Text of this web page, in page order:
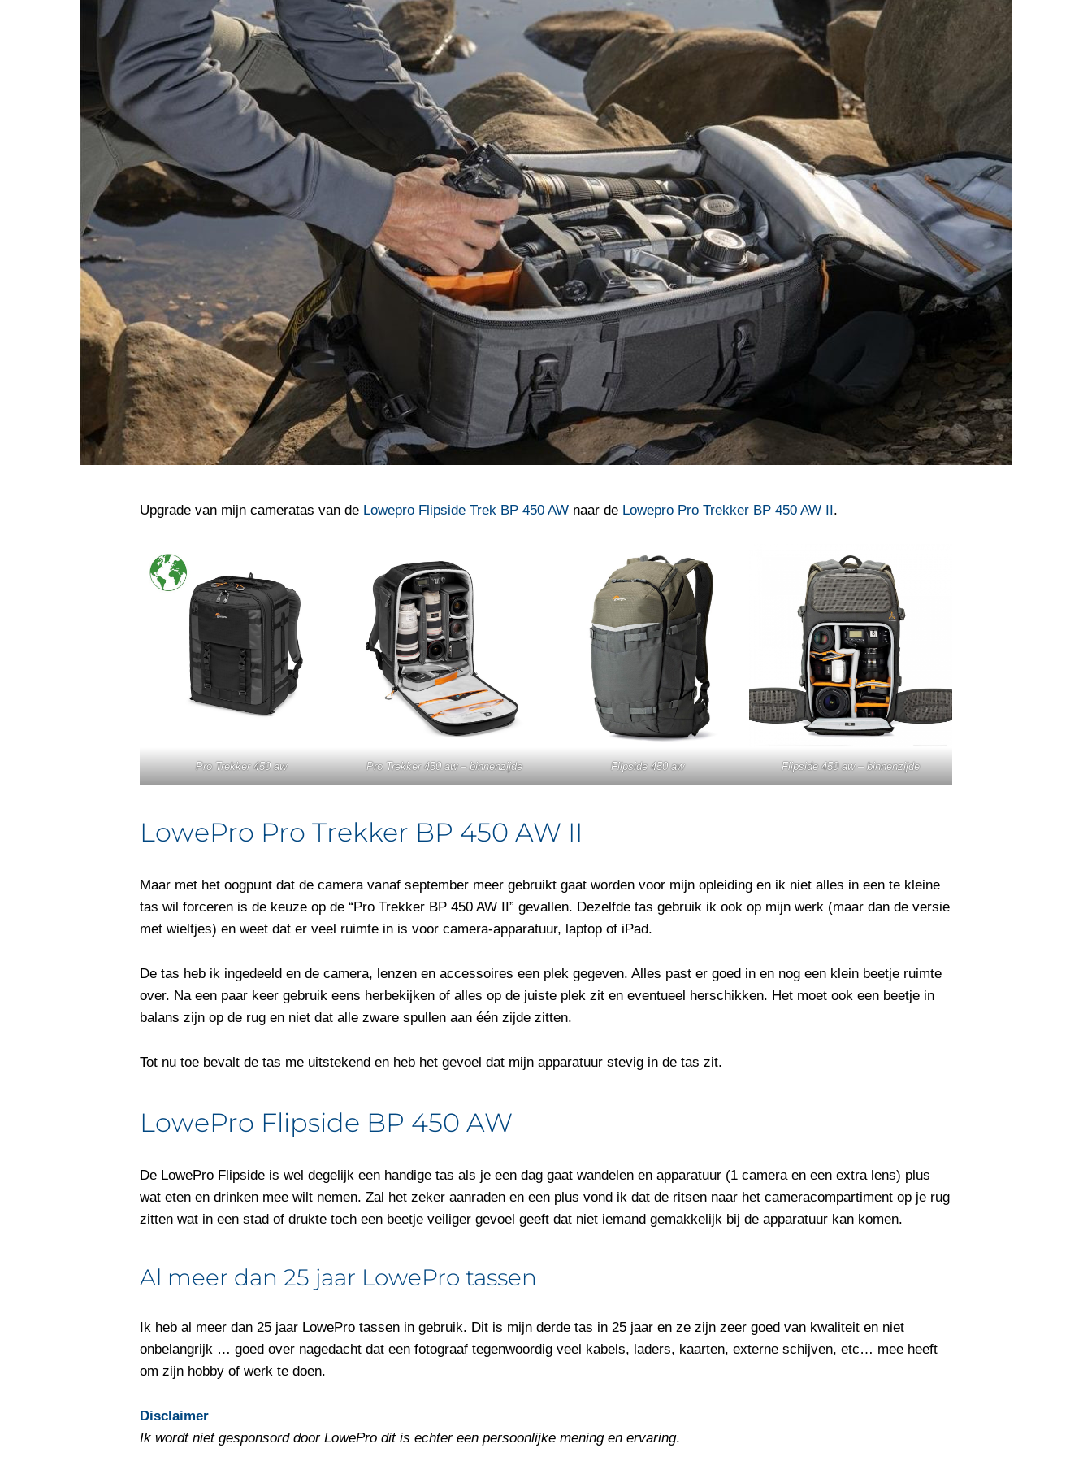
Upgrade van mijn cameratas van de Lowepro Flipside Trek BP 450 AW naar de Lowepro Pro Trekker BP 450 AW II.
Pro Trekker 450 aw Pro Trekker 450 aw – binnenzijde Flipside 450 aw Flipside 450 aw – binnenzijde
LowePro Pro Trekker BP 450 AW II
Maar met het oogpunt dat de camera vanaf september meer gebruikt gaat worden voor mijn opleiding en ik niet alles in een te kleine
tas wil forceren is de keuze op de “Pro Trekker BP 450 AW II” gevallen. Dezelfde tas gebruik ik ook op mijn werk (maar dan de versie
met wieltjes) en weet dat er veel ruimte in is voor camera-apparatuur, laptop of iPad.
De tas heb ik ingedeeld en de camera, lenzen en accessoires een plek gegeven. Alles past er goed in en nog een klein beetje ruimte
over. Na een paar keer gebruik eens herbekijken of alles op de juiste plek zit en eventueel herschikken. Het moet ook een beetje in
balans zijn op de rug en niet dat alle zware spullen aan één zijde zitten.
Tot nu toe bevalt de tas me uitstekend en heb het gevoel dat mijn apparatuur stevig in de tas zit.
LowePro Flipside BP 450 AW
De LowePro Flipside is wel degelijk een handige tas als je een dag gaat wandelen en apparatuur (1 camera en een extra lens) plus
wat eten en drinken mee wilt nemen. Zal het zeker aanraden en een plus vond ik dat de ritsen naar het cameracompartiment op je rug
zitten wat in een stad of drukte toch een beetje veiliger gevoel geeft dat niet iemand gemakkelijk bij de apparatuur kan komen.
Al meer dan 25 jaar LowePro tassen
Ik heb al meer dan 25 jaar LowePro tassen in gebruik. Dit is mijn derde tas in 25 jaar en ze zijn zeer goed van kwaliteit en niet
onbelangrijk … goed over nagedacht dat een fotograaf tegenwoordig veel kabels, laders, kaarten, externe schijven, etc… mee heeft
om zijn hobby of werk te doen.
Disclaimer
Ik wordt niet gesponsord door LowePro dit is echter een persoonlijke mening en ervaring.